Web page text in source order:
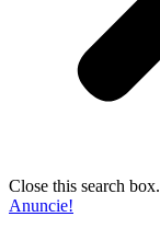
Close this search box.
Anuncie!